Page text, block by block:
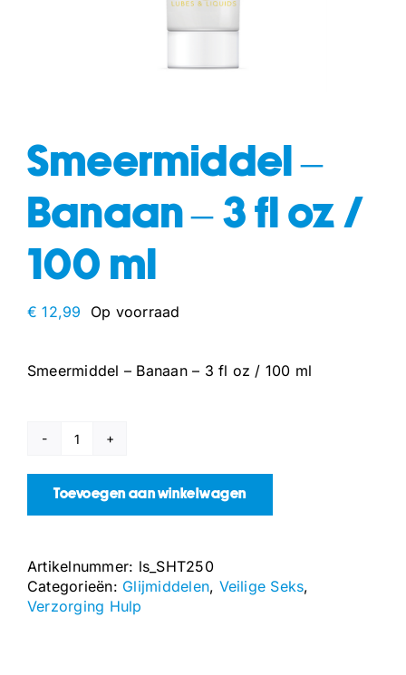
Smeermiddel –
Banaan – 3 fl oz /
100 ml
€ 12,99 Op voorraad
Smeermiddel – Banaan – 3 fl oz / 100 ml
Smeermiddel
Banaan
oz
/
100
Toevoegen aan winkelwagen
Artikelnummer: ls_SHT250
Categorieën: Glijmiddelen, Veilige Seks,
Verzorging Hulp